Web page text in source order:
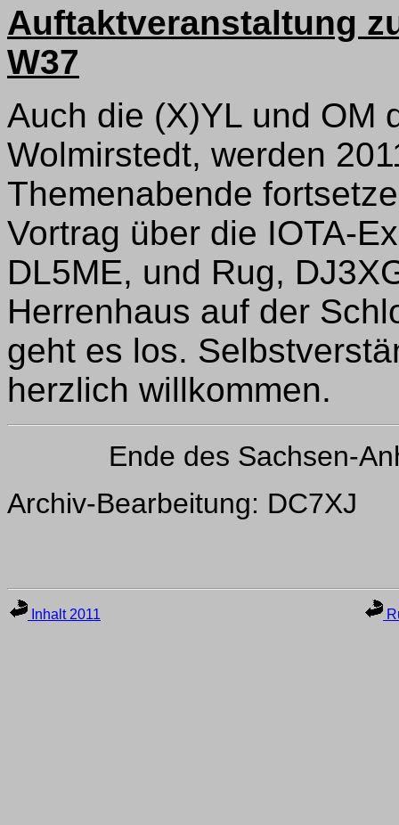
Auftaktveranstaltung
W37
Auch die (X)YL und OM
Wolmirstedt, werden
Themenabende
Vortrag über die IOTA-
DL5ME, und Rug,
Herrenhaus auf der
geht es los.
herzlich willkommen.
Ende des Sachsen-
Archiv-Bearbeitung: DC7XJ
Inhalt 2011